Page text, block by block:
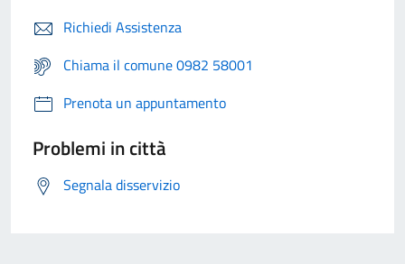
Richiedi Assistenza
Chiama il comune 0982 58001
Prenota un appuntamento
Problemi in città
Segnala disservizio